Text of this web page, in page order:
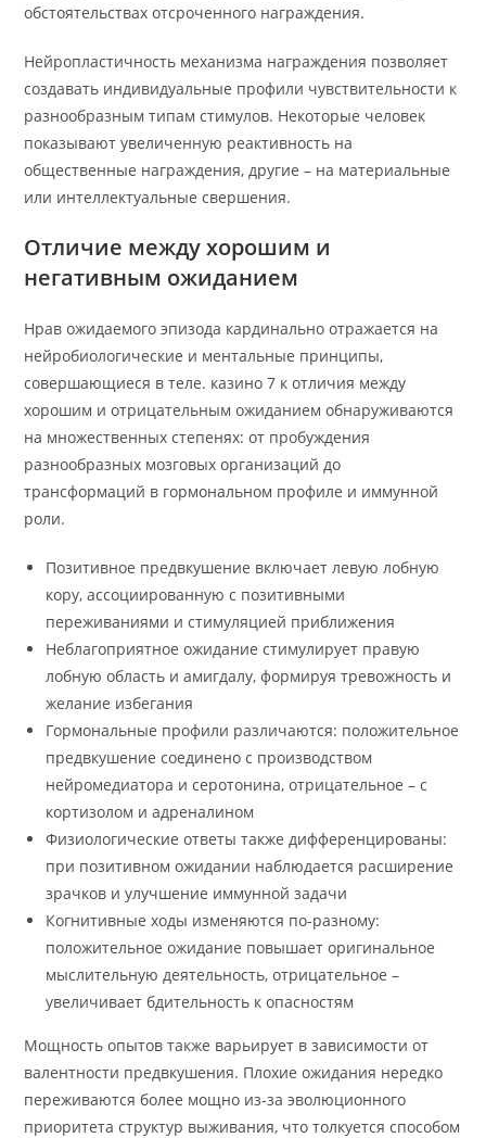
обстоятельствах отсроченного награждения.
Нейропластичность механизма награждения позволяет
создавать индивидуальные профили чувствительности к
разнообразным типам стимулов. Некоторые человек
показывают увеличенную реактивность на
общественные награждения, другие – на материальные
или интеллектуальные свершения.
Отличие между хорошим и
негативным ожиданием
Нрав ожидаемого эпизода кардинально отражается на
нейробиологические и ментальные принципы,
совершающиеся в теле. казино 7 к отличия между
хорошим и отрицательным ожиданием обнаруживаются
на множественных степенях: от пробуждения
разнообразных мозговых организаций до
трансформаций в гормональном профиле и иммунной
роли.
Позитивное предвкушение включает левую лобную
кору, ассоциированную с позитивными
переживаниями и стимуляцией приближения
Неблагоприятное ожидание стимулирует правую
лобную область и амигдалу, формируя тревожность и
желание избегания
Гормональные профили различаются: положительное
предвкушение соединено с производством
нейромедиатора и серотонина, отрицательное – с
кортизолом и адреналином
Физиологические ответы также дифференцированы:
при позитивном ожидании наблюдается расширение
зрачков и улучшение иммунной задачи
Когнитивные ходы изменяются по-разному:
положительное ожидание повышает оригинальное
мыслительную деятельность, отрицательное –
увеличивает бдительность к опасностям
Мощность опытов также варьирует в зависимости от
валентности предвкушения. Плохие ожидания нередко
переживаются более мощно из-за эволюционного
приоритета структур выживания, что толкуется способом